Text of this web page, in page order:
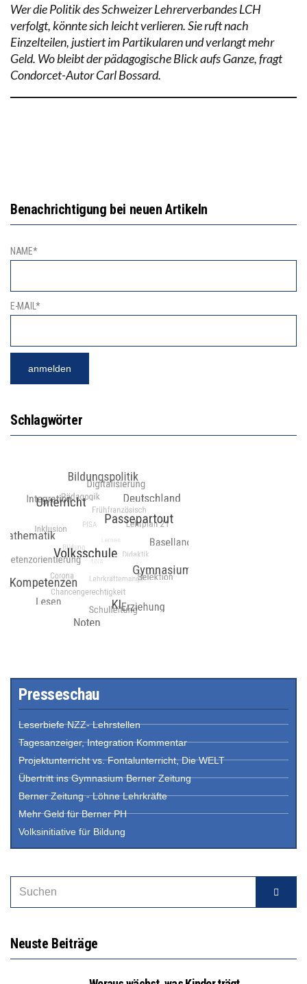
Wer die Politik des Schweizer Lehrerverbandes LCH
verfolgt, könnte sich leicht verlieren. Sie ruft nach
Einzelteilen, justiert im Partikularen und verlangt mehr
Geld. Wo bleibt der pädagogische Blick aufs Ganze, fragt
Condorcet-Autor Carl Bossard.
Benachrichtigung bei neuen Artikeln
NAME*
E-MAIL*
Schlagwörter
Presseschau
Leserbiefe NZZ- Lehrstellen
Tagesanzeiger, Integration Kommentar
Projektunterricht vs. Fontalunterricht, Die WELT
Übertritt ins Gymnasium Berner Zeitung
Berner Zeitung - Löhne Lehrkräfte
Mehr Geld für Berner PH
Volksinitiative für Bildung
Neuste Beiträge